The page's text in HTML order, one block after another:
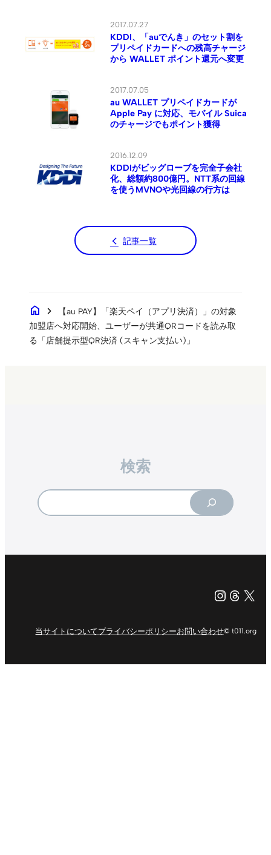
2017.07.27
KDDI、「auでんき」のセット割を
プリペイドカードへの残高チャージ
から WALLET ポイント還元へ変更
2017.07.05
au WALLET プリペイドカードが
Apple Pay に対応、モバイル Suica
のチャージでもポイント獲得
2016.12.09
KDDIがビッグローブを完全子会社
化、総額約800億円。NTT系の回線
を使うMVNOや光回線の行方は
記事一覧
home chevron_right
【au PAY】「楽天ペイ（アプリ決済）」の対象
加盟店へ対応開始、ユーザーが共通QRコードを読み取
る「店舗提示型QR決済 (スキャン支払い)」
検索
X（旧
当サイトについてプライバシーポリシーお問い合わせ© t011.org